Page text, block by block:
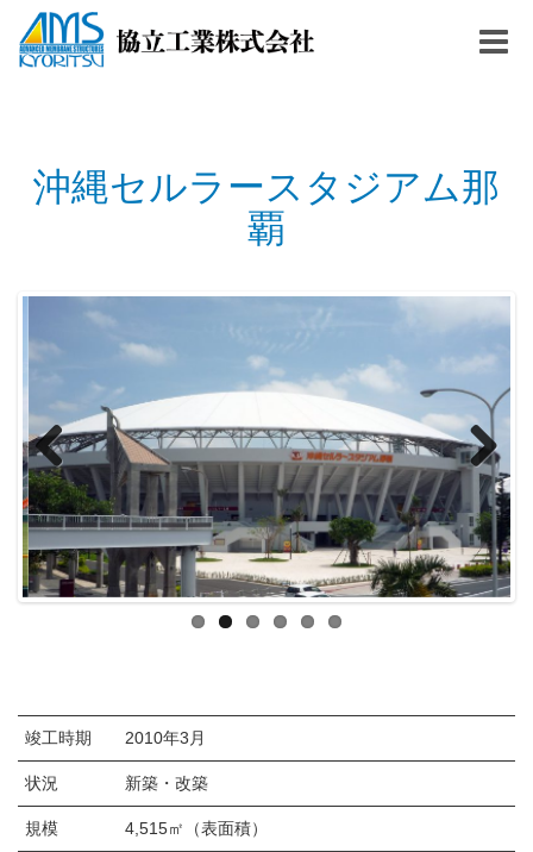
沖縄セルラースタジアム那
覇
Previous Next
竣工時期 2010年3月
状況 新築・改築
規模 4,515㎡（表面積）